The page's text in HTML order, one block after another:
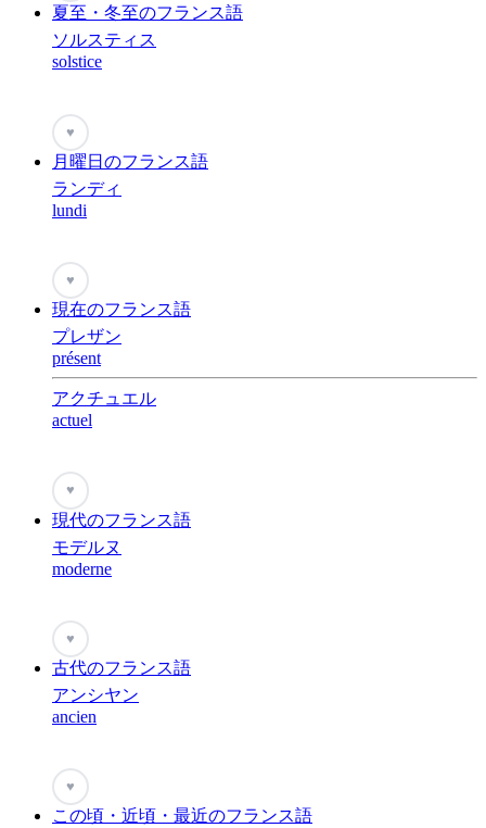
夏至・冬至のフランス語
ソルスティス
solstice
♥
月曜日のフランス語
ランディ
lundi
♥
現在のフランス語
プレザン
présent
アクチュエル
actuel
♥
現代のフランス語
モデルヌ
moderne
♥
古代のフランス語
アンシヤン
ancien
♥
この頃・近頃・最近のフランス語